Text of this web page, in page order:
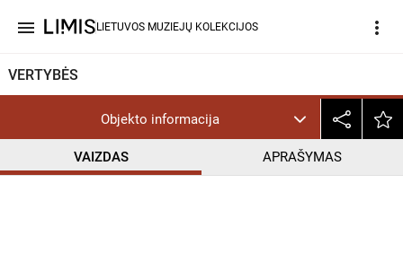
menu LIETUVOS MUZIEJŲ KOLEKCIJOS more_vert
VERTYBĖS
Objekto informacija
VAIZDAS APRAŠYMAS